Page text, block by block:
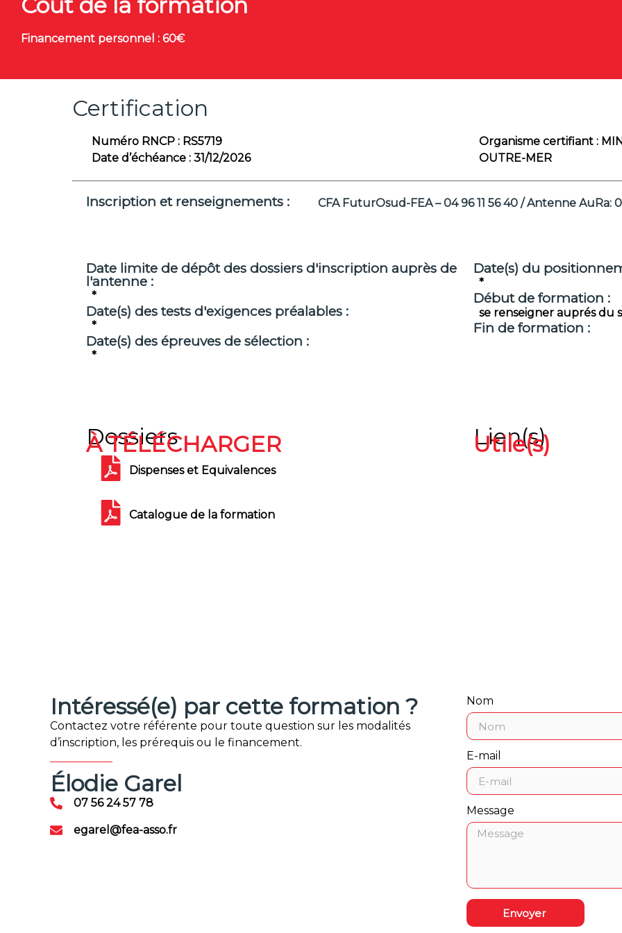
Financement personnel : 60€
Certification
Numéro RNCP : RS5719
Date d’échéance : 31/12/2026
Organisme certifiant :
OUTRE-MER
Inscription et renseignements : CFA FuturOsud-FEA – 04 96 11 56 40 / Antenne AuRa:
Date limite de dépôt des dossiers d'inscription auprès de
l'antenne :
*
Date(s) des tests d'exigences préalables :
*
Date(s) des épreuves de sélection :
*
Date(s) du
*
Début de formation :
se renseigner auprés du
Fin de formation :
Dossiers
À TÉLÉCHARGER
Dispenses et Equivalences
Catalogue de la formation
Lien(s)
Utile(s)
Intéressé(e) par cette formation ?
Contactez votre référente pour toute question sur les modalités
d’inscription, les prérequis ou le financement.
Élodie Garel
07 56 24 57 78
egarel@fea-asso.fr
Nom
E-mail
Message
Envoyer